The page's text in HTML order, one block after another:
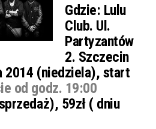
Gdzie: Lulu
Club. Ul.
Partyzantów
2. Szczecin
2014 (niedziela), start
od godz. 19:00
59zł ( dniu